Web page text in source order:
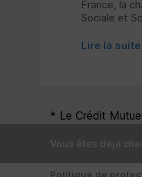
France, la
Sociale et
Lire la suite
* Le Crédit
Vous êtes déjà
Politique de